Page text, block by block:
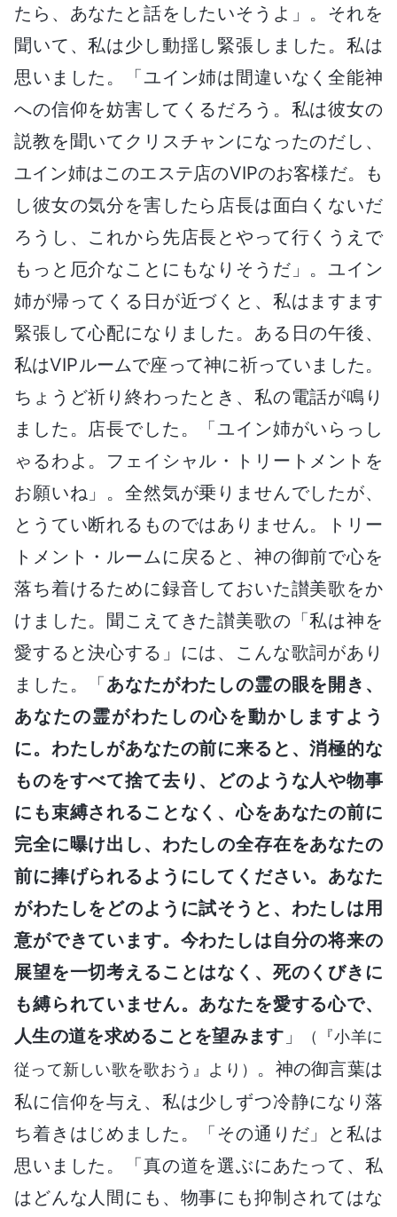
たら、あなたと話をしたいそうよ」。それを
聞いて、私は少し動揺し緊張しました。私は
思いました。「ユイン姉は間違いなく全能神
への信仰を妨害してくるだろう。私は彼女の
説教を聞いてクリスチャンになったのだし、
ユイン姉はこのエステ店のVIPのお客様だ。も
し彼女の気分を害したら店長は面白くないだ
ろうし、これから先店長とやって行くうえで
もっと厄介なことにもなりそうだ」。ユイン
姉が帰ってくる日が近づくと、私はますます
緊張して心配になりました。ある日の午後、
私はVIPルームで座って神に祈っていました。
ちょうど祈り終わったとき、私の電話が鳴り
ました。店長でした。「ユイン姉がいらっし
ゃるわよ。フェイシャル・トリートメントを
お願いね」。全然気が乗りませんでしたが、
とうてい断れるものではありません。トリー
トメント・ルームに戻ると、神の御前で心を
落ち着けるために録音しておいた讃美歌をか
けました。聞こえてきた讃美歌の「私は神を
愛すると決心する」には、こんな歌詞があり
ました。「あなたがわたしの霊の眼を開き、
あなたの霊がわたしの心を動かしますよう
に。わたしがあなたの前に来ると、消極的な
ものをすべて捨て去り、どのような人や物事
にも束縛されることなく、心をあなたの前に
完全に曝け出し、わたしの全存在をあなたの
前に捧げられるようにしてください。あなた
がわたしをどのように試そうと、わたしは用
意ができています。今わたしは自分の将来の
展望を一切考えることはなく、死のくびきに
も縛られていません。あなたを愛する心で、
人生の道を求めることを望みます 」
（『小羊に
従って新しい歌を歌おう』より） 。神の御言葉は
私に信仰を与え、私は少しずつ冷静になり落
ち着きはじめました。「その通りだ」と私は
思いました。「真の道を選ぶにあたって、私
はどんな人間にも、物事にも抑制されてはな